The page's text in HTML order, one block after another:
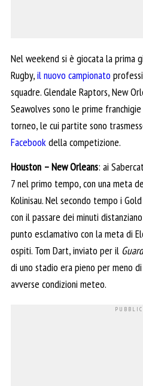
Nel weekend si è giocata la prima
Rugby,il nuovo campionato
squadre. Glendale Raptors, New
Seawolves sono le prime
torneo, le cui partite sono
Facebookdella competizione.
Houston – New Orleans: ai
7 nel primo tempo, con una meta
Kolinisau. Nel secondo tempo i
con il passare dei minuti
punto esclamativo con la meta di
ospiti. Tom Dart, inviato per il
di uno stadio era pieno per meno
avverse condizioni meteo.